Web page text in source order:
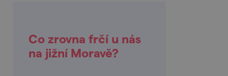
Co zrovna frčí u nás
na jižní Moravě?